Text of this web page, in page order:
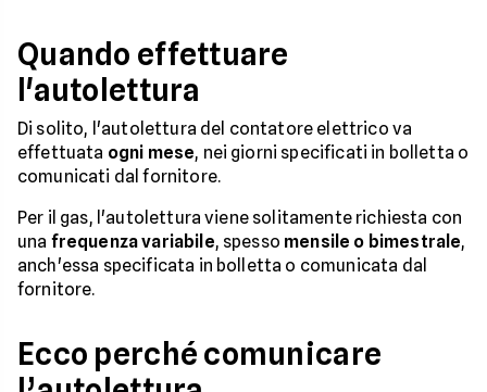
Quando effettuare
l'autolettura
Di solito, l'autolettura del contatore elettrico va
effettuata ogni mese, nei giorni specificati in bolletta o
comunicati dal fornitore.
Per il gas, l'autolettura viene solitamente richiesta con
una frequenza variabile, spesso mensile o bimestrale,
anch'essa specificata in bolletta o comunicata dal
fornitore.
Ecco perché comunicare